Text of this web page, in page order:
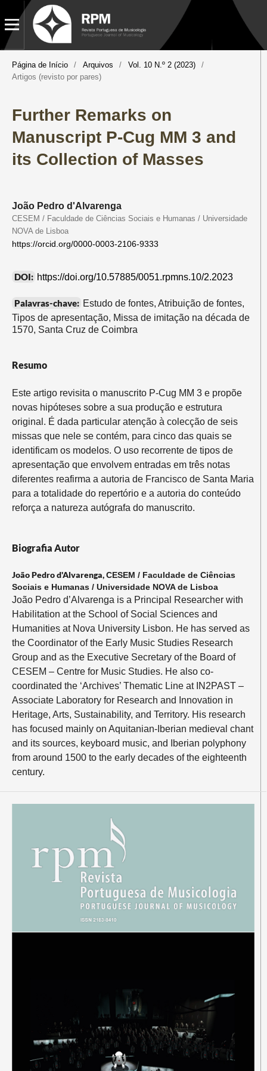
Página de Início / Arquivos / Vol. 10 N.º 2 (2023)
/
Artigos (revisto por pares)
Further Remarks on
Manuscript P-Cug MM 3 and
its Collection of Masses
João Pedro d'Alvarenga
CESEM / Faculdade de Ciências Sociais e Humanas / Universidade
NOVA de Lisboa
https://orcid.org/0000-0003-2106-9333
DOI: https://doi.org/10.57885/0051.rpmns.10/2.2023
Palavras-chave: Estudo de fontes, Atribuição de fontes,
Tipos de apresentação, Missa de imitação na década de
1570, Santa Cruz de Coimbra
Resumo
Este artigo revisita o manuscrito P-Cug MM 3 e propõe
novas hipóteses sobre a sua produção e estrutura
original. É dada particular atenção à colecção de seis
missas que nele se contém, para cinco das quais se
identificam os modelos. O uso recorrente de tipos de
apresentação que envolvem entradas em três notas
diferentes reafirma a autoria de Francisco de Santa Maria
para a totalidade do repertório e a autoria do conteúdo
reforça a natureza autógrafa do manuscrito.
Biografia Autor
João Pedro d'Alvarenga,CESEM / Faculdade de Ciências
Sociais e Humanas / Universidade NOVA de Lisboa
João Pedro d’Alvarenga is a Principal Researcher with
Habilitation at the School of Social Sciences and
Humanities at Nova University Lisbon. He has served as
the Coordinator of the Early Music Studies Research
Group and as the Executive Secretary of the Board of
CESEM – Centre for Music Studies. He also co-
coordinated the ‘Archives’ Thematic Line at IN2PAST –
Associate Laboratory for Research and Innovation in
Heritage, Arts, Sustainability, and Territory. His research
has focused mainly on Aquitanian-Iberian medieval chant
and its sources, keyboard music, and Iberian polyphony
from around 1500 to the early decades of the eighteenth
century.